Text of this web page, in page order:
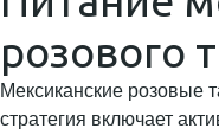
розового
Мексиканские розовые
стратегия включает